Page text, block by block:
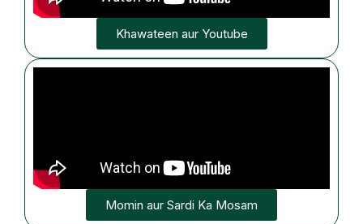
Khawateen aur Youtube
Momin aur Sardi Ka Mosam